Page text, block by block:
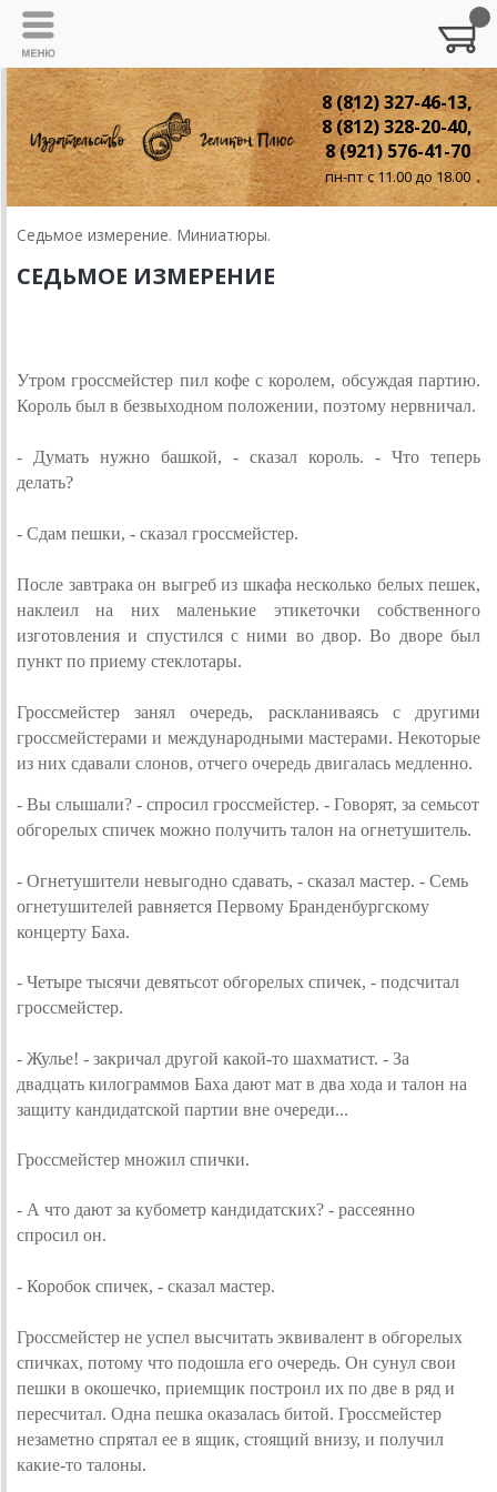
8 (812) 327-46-13,
8 (812) 328-20-40,
8 (921) 576-41-70
пн-пт с 11.00 до 18.00
Седьмое измерение. Миниатюры.
СЕДЬМОЕ ИЗМЕРЕНИЕ
Утром гроссмейстер пил кофе с королем, обсуждая партию.
Король был в безвыходном положении, поэтому нервничал.
- Думать нужно башкой, - сказал король. - Что теперь
делать?
- Сдам пешки, - сказал гроссмейстер.
После завтрака он выгреб из шкафа несколько белых пешек,
наклеил на них маленькие этикеточки собственного
изготовления и спустился с ними во двор. Во дворе был
пункт по приему стеклотары.
Гроссмейстер занял очередь, раскланиваясь с другими
гроссмейстерами и международными мастерами. Некоторые
из них сдавали слонов, отчего очередь двигалась медленно.
- Вы слышали? - спросил гроссмейстер. - Говорят, за семьсот
обгорелых спичек можно получить талон на огнетушитель.
- Огнетушители невыгодно сдавать, - сказал мастер. - Семь
огнетушителей равняется Первому Бранденбургскому
концерту Баха.
- Четыре тысячи девятьсот обгорелых спичек, - подсчитал
гроссмейстер.
- Жулье! - закричал другой какой-то шахматист. - За
двадцать килограммов Баха дают мат в два хода и талон на
защиту кандидатской партии вне очереди...
Гроссмейстер множил спички.
- А что дают за кубометр кандидатских? - рассеянно
спросил он.
- Коробок спичек, - сказал мастер.
Гроссмейстер не успел высчитать эквивалент в обгорелых
спичках, потому что подошла его очередь. Он сунул свои
пешки в окошечко, приемщик построил их по две в ряд и
пересчитал. Одна пешка оказалась битой. Гроссмейстер
незаметно спрятал ее в ящик, стоящий внизу, и получил
какие-то талоны.